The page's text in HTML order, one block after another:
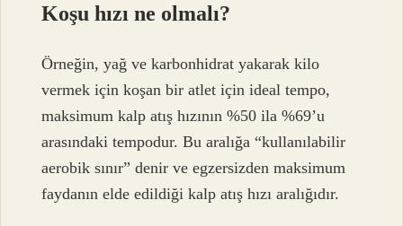
Koşu hızı ne olmalı?
Örneğin, yağ ve karbonhidrat yakarak kilo
vermek için koşan bir atlet için ideal tempo,
maksimum kalp atış hızının %50 ila %69’u
arasındaki tempodur. Bu aralığa “kullanılabilir
aerobik sınır” denir ve egzersizden maksimum
faydanın elde edildiği kalp atış hızı aralığıdır.